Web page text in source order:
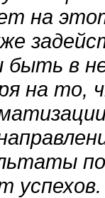
на этот
быть в
на то,
успехов.